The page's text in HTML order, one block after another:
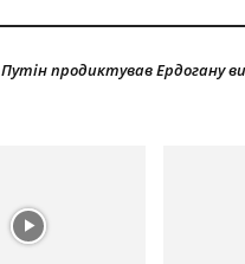
Путін продиктував Ердогану